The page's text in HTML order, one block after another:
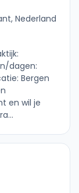
Nederland
dagen:
Bergen
en wil je